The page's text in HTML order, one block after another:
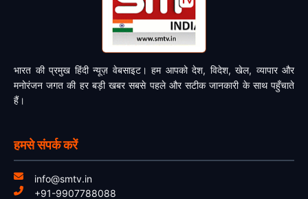
भारत की प्रमुख हिंदी न्यूज़ वेबसाइट। हम आपको देश, विदेश, खेल, व्यापार और
मनोरंजन जगत की हर बड़ी खबर सबसे पहले और सटीक जानकारी के साथ पहुँचाते
हैं।
हमसे संपर्क करें
info@smtv.in
+91-9907788088